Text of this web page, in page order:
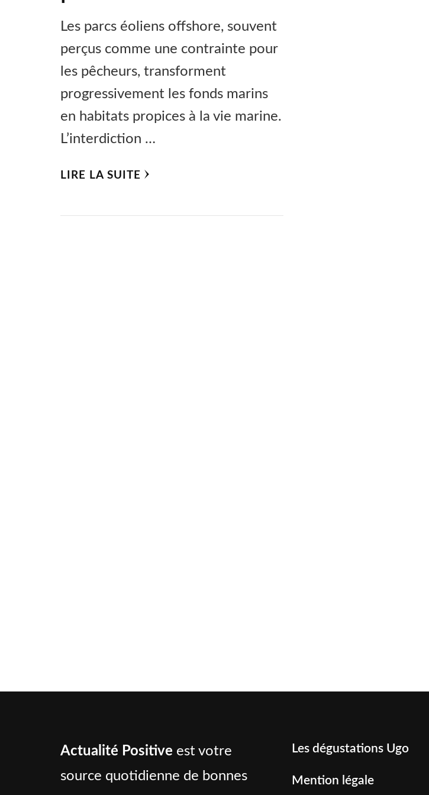
Les parcs éoliens offshore, souvent
perçus comme une contrainte pour
les pêcheurs, transforment
progressivement les fonds marins
en habitats propices à la vie marine.
L’interdiction …
LIRE LA SUITE
Actualité Positive est votre
source quotidienne de bonnes
Les dégustations Ugo
Mention légale